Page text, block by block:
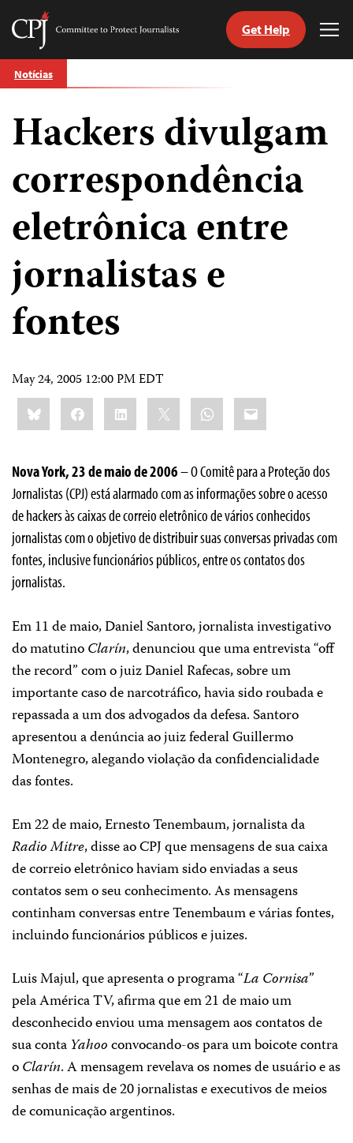
Skip
to
Committee
Journalists
Get Help
Notícias
Hackers divulgam
correspondência
eletrônica entre
jornalistas e
fontes
May 24, 2005 12:00 PM EDT
Share
this:BlueskyFacebookLinkedIn WhatsApp
Email
Nova York, 23 de maio de 2006– O Comitê para a Proteção dos
Jornalistas (CPJ) está alarmado com as informações sobre o acesso
de hackers às caixas de correio eletrônico de vários conhecidos
jornalistas com o objetivo de distribuir suas conversas privadas com
fontes, inclusive funcionários públicos, entre os contatos dos
jornalistas.
Em 11 de maio, Daniel Santoro, jornalista investigativo
do matutinoClarín, denunciou que uma entrevista “off
the record” com o juiz Daniel Rafecas, sobre um
importante caso de narcotráfico, havia sido roubada e
repassada a um dos advogados da defesa. Santoro
apresentou a denúncia ao juiz federal Guillermo
Montenegro, alegando violação da confidencialidade
das fontes.
Em 22 de maio, Ernesto Tenembaum, jornalista da
RadioMitre, disse ao CPJ que mensagens de sua caixa
de correio eletrônico haviam sido enviadas a seus
contatos sem o seu conhecimento. As mensagens
continham conversas entre Tenembaum e várias fontes,
incluindo funcionários públicos e juizes.
Luis Majul, que apresenta o programa “La Cornisa”
pela América TV, afirma que em 21 de maio um
desconhecido enviou uma mensagem aos contatos de
sua conta Yahooconvocando-os para um boicote contra
oClarín. A mensagem revelava os nomes de usuário e as
senhas de mais de 20 jornalistas e executivos de meios
de comunicação argentinos.